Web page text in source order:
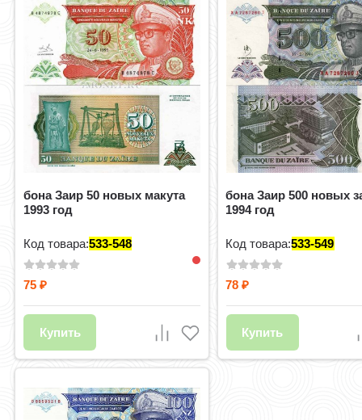
бона Заир 50 новых макута
1993 год
Код товара:533-548
75₽
Купить
бона Заир 500 новых
1994 год
Код товара:533-549
78₽
Купить